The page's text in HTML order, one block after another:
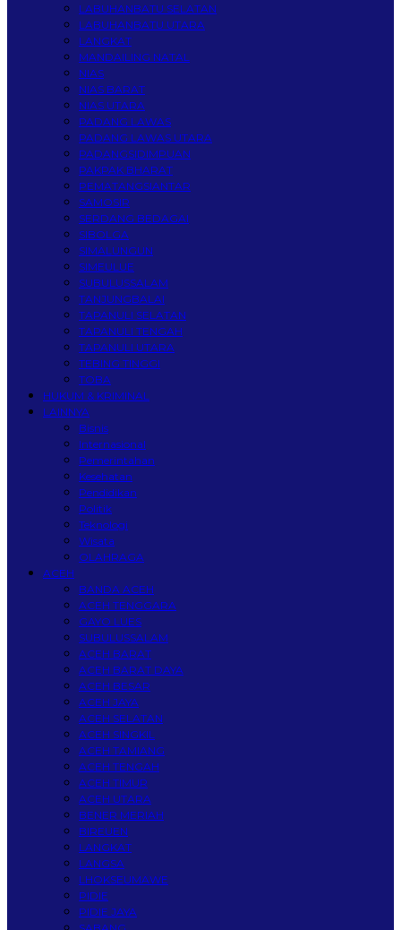
LABUHANBATU SELATAN
LABUHANBATU UTARA
LANGKAT
MANDAILING NATAL
NIAS
NIAS BARAT
NIAS UTARA
PADANG LAWAS
PADANG LAWAS UTARA
PADANGSIDIMPUAN
PAKPAK BHARAT
PEMATANGSIANTAR
SAMOSIR
SERDANG BEDAGAI
SIBOLGA
SIMALUNGUN
SIMEULUE
SUBULUSSALAM
TANJUNGBALAI
TAPANULI SELATAN
TAPANULI TENGAH
TAPANULI UTARA
TEBING TINGGI
TOBA
HUKUM & KRIMINAL
LAINNYA
Bisnis
Internasional
Pemerintahan
Kesehatan
Pendidikan
Politik
Teknologi
Wisata
OLAHRAGA
ACEH
BANDA ACEH
ACEH TENGGARA
GAYO LUES
SUBULUSSALAM
ACEH BARAT
ACEH BARAT DAYA
ACEH BESAR
ACEH JAYA
ACEH SELATAN
ACEH SINGKIL
ACEH TAMIANG
ACEH TENGAH
ACEH TIMUR
ACEH UTARA
BENER MERIAH
BIREUEN
LANGKAT
LANGSA
LHOKSEUMAWE
PIDIE
PIDIE JAYA